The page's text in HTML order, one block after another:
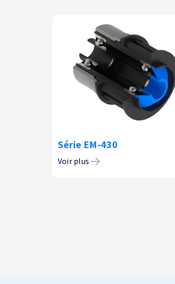
Série EM-430
Voir plus